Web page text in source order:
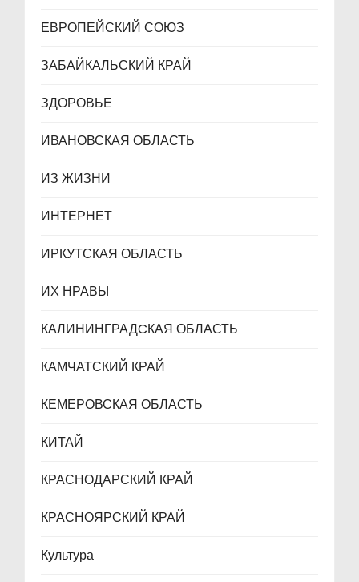
ЕВРОПЕЙСКИЙ СОЮЗ
ЗАБАЙКАЛЬСКИЙ КРАЙ
ЗДОРОВЬЕ
ИВАНОВСКАЯ ОБЛАСТЬ
ИЗ ЖИЗНИ
ИНТЕРНЕТ
ИРКУТСКАЯ ОБЛАСТЬ
ИХ НРАВЫ
КАЛИНИНГРАДCКАЯ ОБЛАСТЬ
КАМЧАТСКИЙ КРАЙ
КЕМЕРОВСКАЯ ОБЛАСТЬ
КИТАЙ
КРАСНОДАРСКИЙ КРАЙ
КРАСНОЯРСКИЙ КРАЙ
Культура